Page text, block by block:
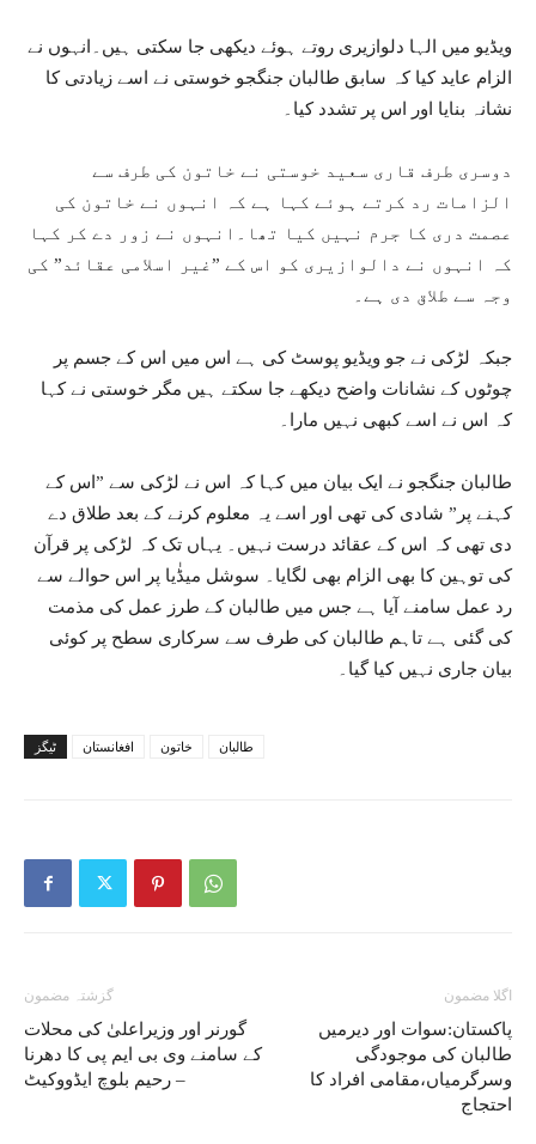
ویڈیو میں الہا دلوازیری روتے ہوئے دیکھی جا سکتی ہیں۔انہوں نے
الزام عاید کیا کہ سابق طالبان جنگجو خوستی نے اسے زیادتی کا
نشانہ بنایا اور اس پر تشدد کیا۔
دوسری طرف قاری سعید خوستی نے خاتون کی طرف سے
الزامات رد کرتے ہوئے کہا ہے کہ انہوں نے خاتون کی
عصمت دری کا جرم نہیں کیا تھا۔انہوں نے زور دے کر کہا
کہ انہوں نے دالوازیری کو اس کے ”غیر اسلامی عقائد” کی
وجہ سے طلاق دی ہے۔
جبکہ لڑکی نے جو ویڈیو پوسٹ کی ہے اس میں اس کے جسم پر
چوٹوں کے نشانات واضح دیکھے جا سکتے ہیں مگر خوستی نے کہا
کہ اس نے اسے کبھی نہیں مارا۔
طالبان جنگجو نے ایک بیان میں کہا کہ اس نے لڑکی سے ”اس کے
کہنے پر” شادی کی تھی اور اسے یہ معلوم کرنے کے بعد طلاق دے
دی تھی کہ اس کے عقائد درست نہیں۔ یہاں تک کہ لڑکی پر قرآن
کی توہین کا بھی الزام بھی لگایا۔ سوشل میڈٰیا پر اس حوالے سے
رد عمل سامنے آیا ہے جس میں طالبان کے طرز عمل کی مذمت
کی گئی ہے تاہم طالبان کی طرف سے سرکاری سطح پر کوئی
بیان جاری نہیں کیا گیا۔
ٹیگز افغانستان خاتون طالبان
گزشتہ مضمون
گورنر اور وزیراعلیٰ کی محلات
کے سامنے وی بی ایم پی کا دھرنا
– رحیم بلوچ ایڈووکیٹ
اگلا مضمون
پاکستان:سوات اور دیرمیں
طالبان کی موجودگی
وسرگرمیاں،مقامی افراد کا
احتجاج